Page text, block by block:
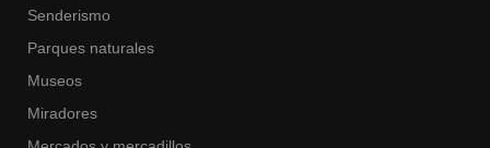
Senderismo
Parques naturales
Museos
Miradores